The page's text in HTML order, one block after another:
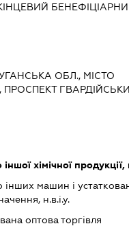
ОБЛ., МІСТО
хімічної продукції,
інших машин і
н.в.і.у.
оптова торгівля